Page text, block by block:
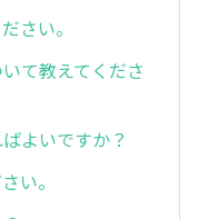
さい。
て教えてくださ
よいですか？
い。